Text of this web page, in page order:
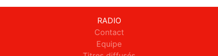
RADIO
Contact
Equipe